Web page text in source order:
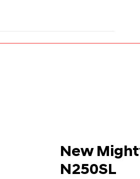
New
N250SL